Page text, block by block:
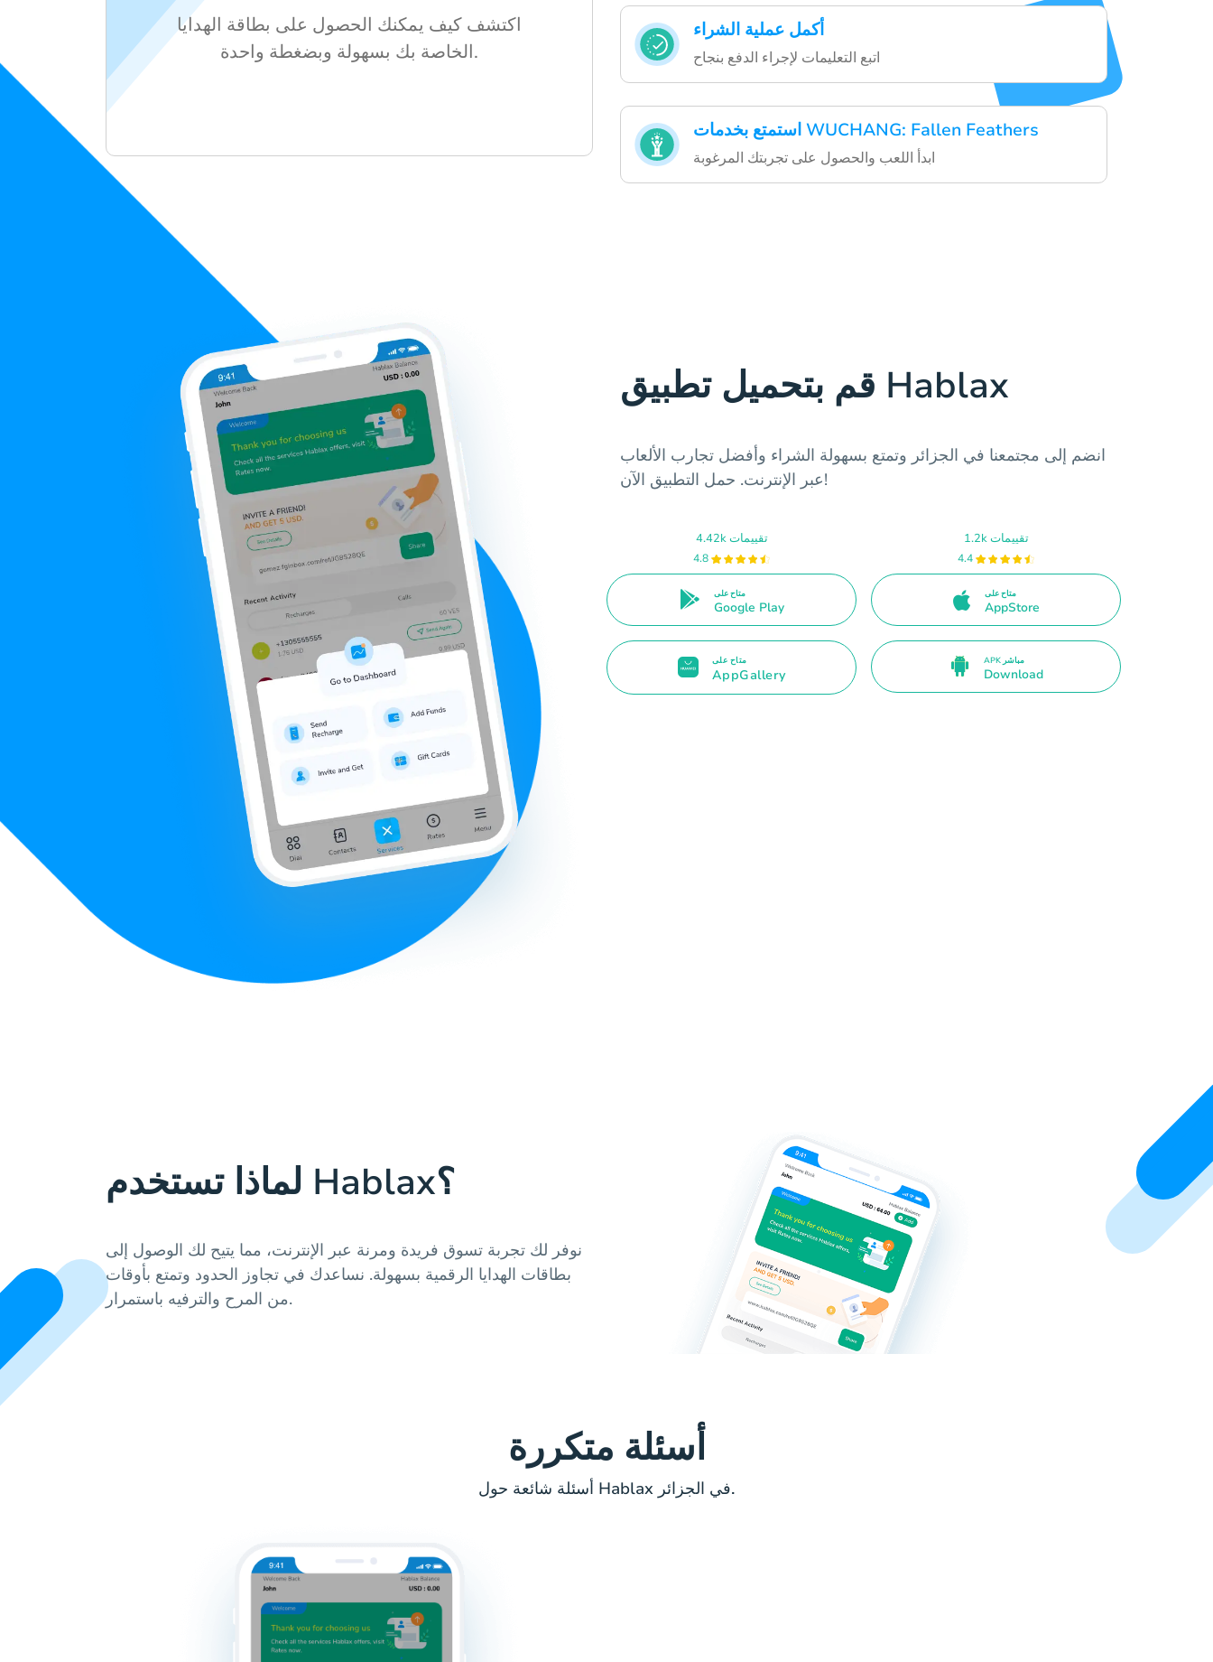
أكمل عملية الشراء
اتبع التعليمات لإجراء الدفع بنجاح
استمتع بخدمات WUCHANG: Fallen Feathers
ابدأ اللعب والحصول على تجربتك المرغوبة
اكتشف كيف يمكنك الحصول على بطاقة الهدايا
الخاصة بك بسهولة وبضغطة واحدة.
قم بتحميل تطبيق Hablax
انضم إلى مجتمعنا في الجزائر وتمتع بسهولة الشراء وأفضل تجارب الألعاب
عبر الإنترنت. حمل التطبيق الآن!
4.42k تقييمات
4.8
متاح على
Google Play
1.2k تقييمات
4.4
متاح على
AppStore
متاح على
AppGallery
APK مباشر
Download
لماذا تستخدم Hablax؟
نوفر لك تجربة تسوق فريدة ومرنة عبر الإنترنت، مما يتيح لك الوصول إلى
بطاقات الهدايا الرقمية بسهولة. نساعدك في تجاوز الحدود وتمتع بأوقات
من المرح والترفيه باستمرار.
أسئلة متكررة
أسئلة شائعة حول Hablax في الجزائر.